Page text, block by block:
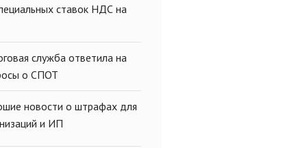
ставок НДС на
служба ответила на
о СПОТ
новости о штрафах для
и ИП